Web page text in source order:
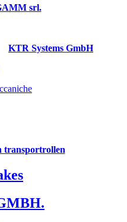
srl.
KTR Systems GmbH
transportrollen